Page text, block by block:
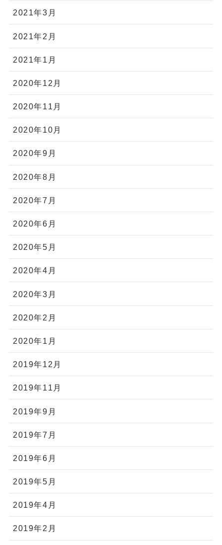
2021年3月
2021年2月
2021年1月
2020年12月
2020年11月
2020年10月
2020年9月
2020年8月
2020年7月
2020年6月
2020年5月
2020年4月
2020年3月
2020年2月
2020年1月
2019年12月
2019年11月
2019年9月
2019年7月
2019年6月
2019年5月
2019年4月
2019年2月